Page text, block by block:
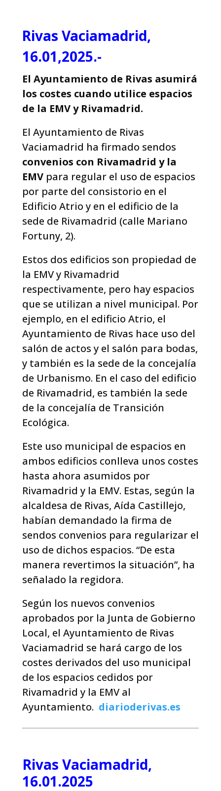
Rivas Vaciamadrid,
16.01,2025.-
El Ayuntamiento de Rivas asumirá
los costes cuando utilice espacios
de la EMV y Rivamadrid.
El Ayuntamiento de Rivas
Vaciamadrid ha firmado sendos
convenios con Rivamadrid y la
EMV para regular el uso de espacios
por parte del consistorio en el
Edificio Atrio y en el edificio de la
sede de Rivamadrid (calle Mariano
Fortuny, 2).
Estos dos edificios son propiedad de
la EMV y Rivamadrid
respectivamente, pero hay espacios
que se utilizan a nivel municipal. Por
ejemplo, en el edificio Atrio, el
Ayuntamiento de Rivas hace uso del
salón de actos y el salón para bodas,
y también es la sede de la concejalía
de Urbanismo. En el caso del edificio
de Rivamadrid, es también la sede
de la concejalía de Transición
Ecológica.
Este uso municipal de espacios en
ambos edificios conlleva unos costes
hasta ahora asumidos por
Rivamadrid y la EMV. Estas, según la
alcaldesa de Rivas, Aída Castillejo,
habían demandado la firma de
sendos convenios para regularizar el
uso de dichos espacios. “De esta
manera revertimos la situación”, ha
señalado la regidora.
Según los nuevos convenios
aprobados por la Junta de Gobierno
Local, el Ayuntamiento de Rivas
Vaciamadrid se hará cargo de los
costes derivados del uso municipal
de los espacios cedidos por
Rivamadrid y la EMV al
Ayuntamiento. diarioderivas.es
Rivas Vaciamadrid,
16.01.2025